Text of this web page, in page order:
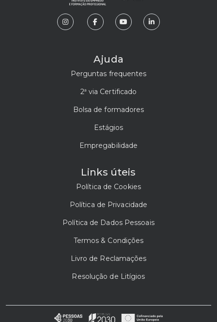
Ajuda
Perguntas frequentes
2ª via Certificado
Bolsa de formadores
Estágios
Empregabilidade
Links úteis
Política de Cookies
Política de Privacidade
Política de Dados Pessoais
Termos & Condições
Livro de Reclamações
Resolução de Litígios